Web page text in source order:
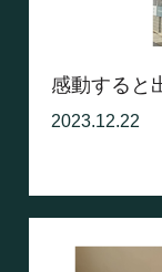
感動すると
2023.12.22